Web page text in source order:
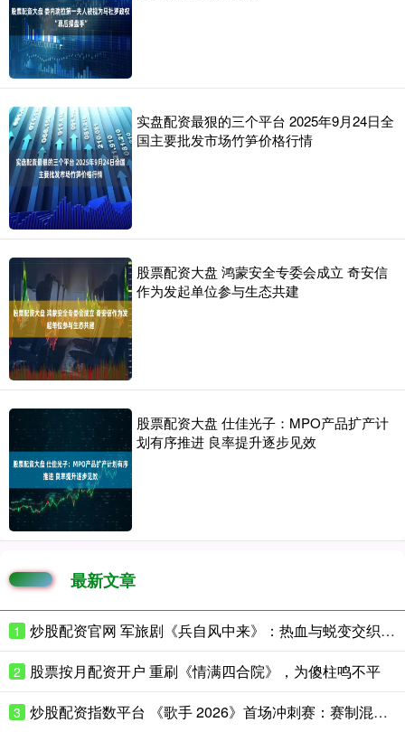
实盘配资最狠的三个平台 2025年9月24日全
国主要批发市场竹笋价格行情
股票配资大盘 鸿蒙安全专委会成立 奇安信
作为发起单位参与生态共建
股票配资大盘 仕佳光子：MPO产品扩产计
划有序推进 良率提升逐步见效
最新文章
1 炒股配资官网 军旅剧《兵自风中来》：热血与蜕变交织的精彩篇章
2 股票按月配资开户 重刷《情满四合院》，为傻柱鸣不平
3 炒股配资指数平台 《歌手 2026》首场冲刺赛：赛制混乱，歌手表现各异